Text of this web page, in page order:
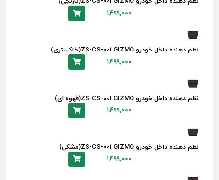
۱,۴۹۹,۰۰۰
نظم دهنده داخل خودرو ZS-CS-001 GIZMO(خاکستری)
۱,۴۹۹,۰۰۰
نظم دهنده داخل خودرو ZS-CS-001 GIZMO(قهوه ای)
۱,۴۹۹,۰۰۰
نظم دهنده داخل خودرو ZS-CS-001 GIZMO(مشکی)
۱,۴۹۹,۰۰۰